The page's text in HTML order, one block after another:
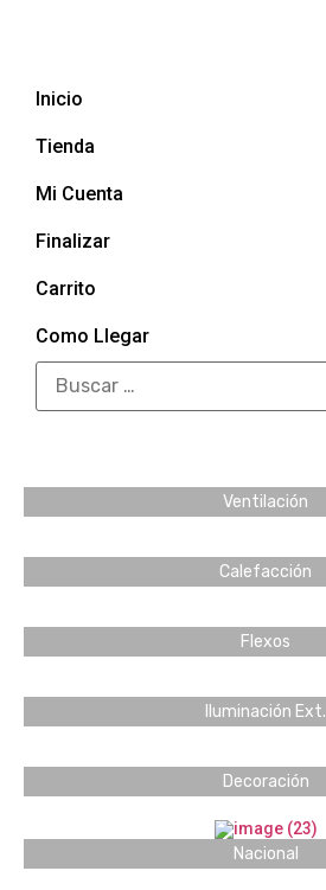
Inicio
Tienda
Mi Cuenta
Finalizar
Carrito
Como Llegar
Ventilación
Calefacción
Flexos
Iluminación Ext.
Decoración
Nacional